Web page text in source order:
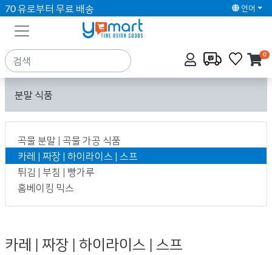
70 유로부터 무료 배송 언어
0
분말 식품
곡물 분말 | 곡물 가공 식품
카레 | 짜장 | 하이라이스 | 스프
튀김 | 부침 | 빵가루
홈베이킹 믹스
카레 | 짜장 | 하이라이스 | 스프